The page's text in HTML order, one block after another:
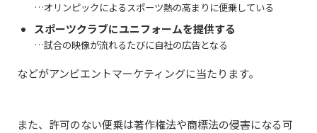
…オリンピックによるスポーツ熱の高まりに便乗している
スポーツクラブにユニフォームを提供する
…試合の映像が流れるたびに自社の広告となる
などがアンビエントマーケティングに当たります。
また、許可のない便乗は著作権法や商標法の侵害になる可